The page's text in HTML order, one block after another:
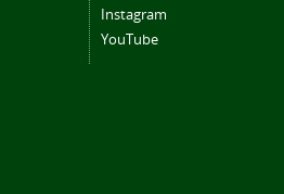
Instagram
YouTube